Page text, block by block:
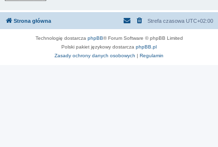
Strona główna Strefa czasowa UTC+02:00
Technologię dostarcza phpBB® Forum Software © phpBB Limited
Polski pakiet językowy dostarcza phpBB.pl
Zasady ochrony danych osobowych | Regulamin